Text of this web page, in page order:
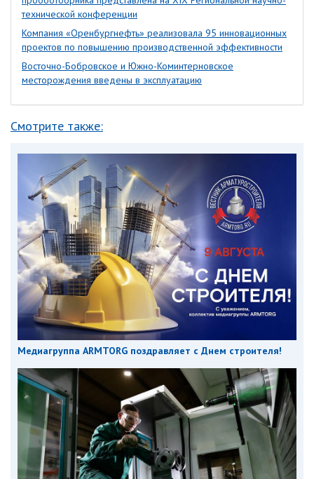
технической конференции
Компания «Оренбургнефть» реализовала 95 инновационных
проектов по повышению производственной эффективности
Восточно-Бобровское и Южно-Коминтерновское
месторождения введены в эксплуатацию
Смотрите также:
Медиагруппа ARMTORG поздравляет с Днем строителя!